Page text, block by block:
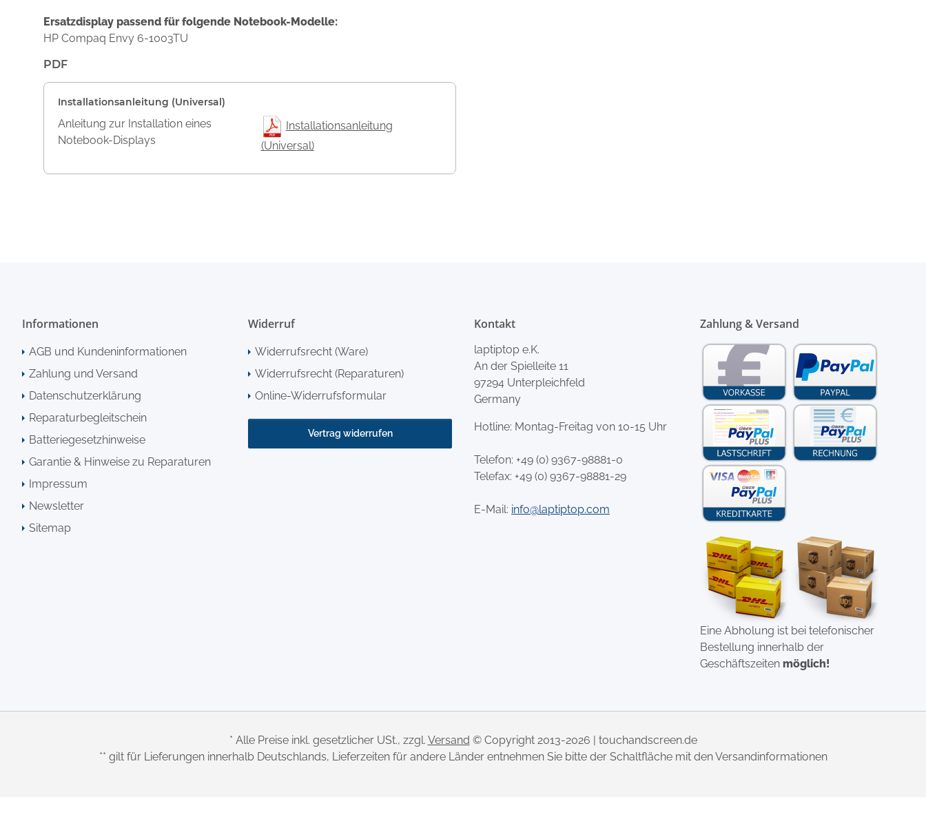
Ersatzdisplay passend für folgende Notebook-Modelle:
HP Compaq Envy 6-1003TU
PDF
Installationsanleitung (Universal)
Anleitung zur Installation eines
Notebook-Displays
Installationsanleitung
(Universal)
Informationen
AGB und Kundeninformationen
Zahlung und Versand
Datenschutzerklärung
Reparaturbegleitschein
Batteriegesetzhinweise
Garantie & Hinweise zu Reparaturen
Impressum
Newsletter
Sitemap
Widerruf
Widerrufsrecht (Ware)
Widerrufsrecht (Reparaturen)
Online-Widerrufsformular
Vertrag widerrufen
Kontakt
laptiptop e.K.
An der Spielleite 11
97294 Unterpleichfeld
Germany
Hotline: Montag-Freitag von 10-15 Uhr
Telefon: +49 (0) 9367-98881-0
Telefax: +49 (0) 9367-98881-29
E-Mail: info@laptiptop.com
Zahlung & Versand
Eine Abholung ist bei telefonischer
Bestellung innerhalb der
Geschäftszeiten möglich!
* Alle Preise inkl. gesetzlicher USt., zzgl. Versand © Copyright 2013-2026 | touchandscreen.de
** gilt für Lieferungen innerhalb Deutschlands, Lieferzeiten für andere Länder entnehmen Sie bitte der Schaltfläche mit den Versandinformationen